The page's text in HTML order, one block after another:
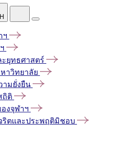
ฯ
ยุทธศาสตร์
าวิทยาลัย
ามยั่งยืน
ถิติ
งจุฬาฯ
ริตและประพฤติมิชอบ